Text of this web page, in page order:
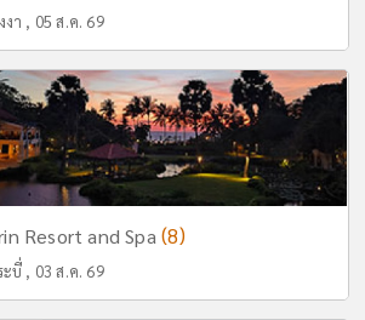
งา , 05 ส.ค. 69
Resort and Spa (8)
ะบี่ , 03 ส.ค. 69